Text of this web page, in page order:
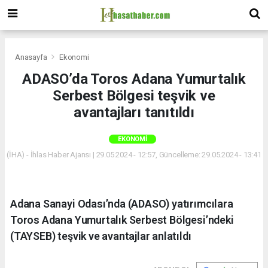
Anasayfa Ekonomi
ADASO’da Toros Adana Yumurtalık
Serbest Bölgesi teşvik ve
avantajları tanıtıldı
EKONOMI
(İHA) - İhlas Haber Ajansı | 29.05.2024 - 12:57, Güncelleme: 29.05.2024 - 13:41
Adana Sanayi Odası’nda (ADASO) yatırımcılara
Toros Adana Yumurtalık Serbest Bölgesi’ndeki
(TAYSEB) teşvik ve avantajlar anlatıldı